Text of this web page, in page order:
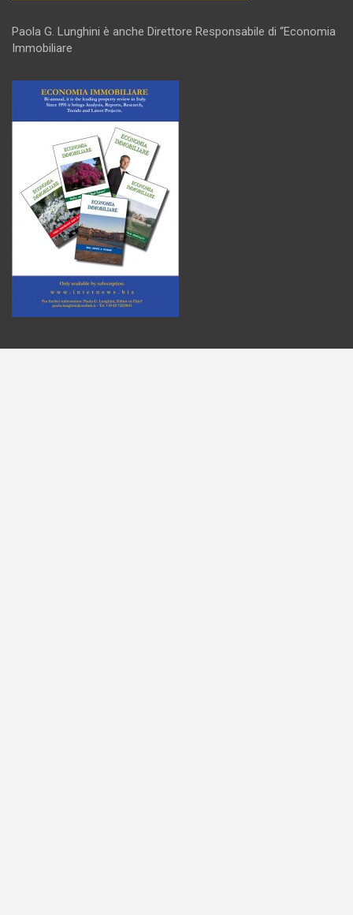
Paola G. Lunghini è anche Direttore Responsabile di “Economia
Immobiliare